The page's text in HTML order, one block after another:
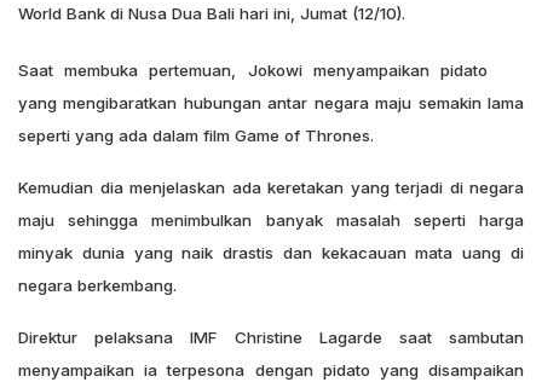
World Bank di Nusa Dua Bali hari ini, Jumat (12/10).
Saat membuka pertemuan, Jokowi menyampaikan pidato
yang mengibaratkan hubungan antar negara maju semakin lama
seperti yang ada dalam film Game of Thrones.
Kemudian dia menjelaskan ada keretakan yang terjadi di negara
maju sehingga menimbulkan banyak masalah seperti harga
minyak dunia yang naik drastis dan kekacauan mata uang di
negara berkembang.
Direktur pelaksana IMF Christine Lagarde saat sambutan
menyampaikan ia terpesona dengan pidato yang disampaikan